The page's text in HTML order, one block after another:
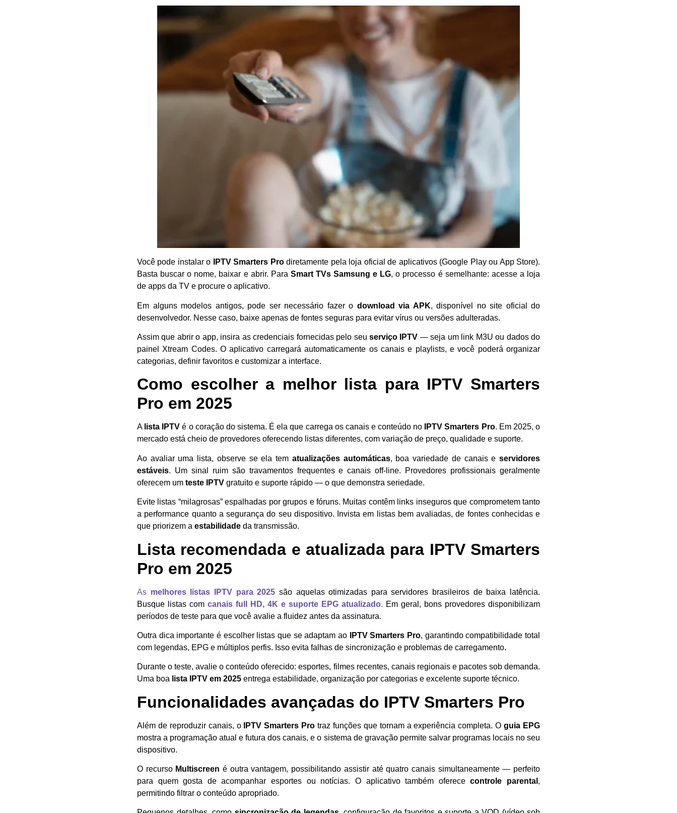
Você pode instalar o IPTV Smarters Prodiretamente pela loja oficial de aplicativos (Google Play ou App Store).
Basta buscar o nome, baixar e abrir. Para Smart TVs Samsung e LG, o processo é semelhante: acesse a loja
de apps da TV e procure o aplicativo.
Em alguns modelos antigos, pode ser necessário fazer o download via APK, disponível no site oficial do
desenvolvedor. Nesse caso, baixe apenas de fontes seguras para evitar vírus ou versões adulteradas.
Assim que abrir o app, insira as credenciais fornecidas pelo seu serviço IPTV — seja um link M3U ou dados do
painel Xtream Codes. O aplicativo carregará automaticamente os canais e playlists, e você poderá organizar
categorias, definir favoritos e customizar a interface.
Como escolher a melhor lista para IPTV Smarters
Pro em 2025
A lista IPTV é o coração do sistema. É ela que carrega os canais e conteúdo no IPTV Smarters Pro. Em 2025, o
mercado está cheio de provedores oferecendo listas diferentes, com variação de preço, qualidade e suporte.
Ao avaliar uma lista, observe se ela tem atualizações automáticas, boa variedade de canais eservidores
estáveis. Um sinal ruim são travamentos frequentes e canais off-line. Provedores profissionais geralmente
oferecem um teste IPTV gratuito e suporte rápido — o que demonstra seriedade.
Evite listas “milagrosas” espalhadas por grupos e fóruns. Muitas contêm links inseguros que comprometem tanto
a performance quanto a segurança do seu dispositivo. Invista em listas bem avaliadas, de fontes conhecidas e
que priorizem a estabilidade da transmissão.
Lista recomendada e atualizada para IPTV Smarters
Pro em 2025
As melhores listas IPTV para 2025 são aquelas otimizadas para servidores brasileiros de baixa latência.
Busque listas com canais full HD, 4K e suporte EPG atualizado. Em geral, bons provedores disponibilizam
períodos de teste para que você avalie a fluidez antes da assinatura.
Outra dica importante é escolher listas que se adaptam ao IPTV Smarters Pro, garantindo compatibilidade total
com legendas, EPG e múltiplos perfis. Isso evita falhas de sincronização e problemas de carregamento.
Durante o teste, avalie o conteúdo oferecido: esportes, filmes recentes, canais regionais e pacotes sob demanda.
Uma boa lista IPTV em 2025 entrega estabilidade, organização por categorias e excelente suporte técnico.
Funcionalidades avançadas do IPTV Smarters Pro
Além de reproduzir canais, o IPTV Smarters Pro traz funções que tornam a experiência completa. Oguia EPG
mostra a programação atual e futura dos canais, e o sistema de gravação permite salvar programas locais no seu
dispositivo.
O recurso Multiscreen é outra vantagem, possibilitando assistir até quatro canais simultaneamente — perfeito
para quem gosta de acompanhar esportes ou notícias. O aplicativo também oferececontrole parental ,
permitindo filtrar o conteúdo apropriado.